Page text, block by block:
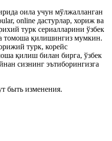
оила учун мўлжалланган
online дастурлар, хориж ва
турк сериалларини ўзбек
томоша қилишингиз мумкин.
турк, корейс
қилиш билан бирга, ўзбек
сизнинг эътиборингизга
быть изменения.